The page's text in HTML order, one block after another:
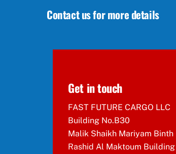
Contact us for more details
Get in touch
FAST FUTURE CARGO LLC
Building No.B30
Malik Shaikh Mariyam Binth
Rashid Al Maktoum Building